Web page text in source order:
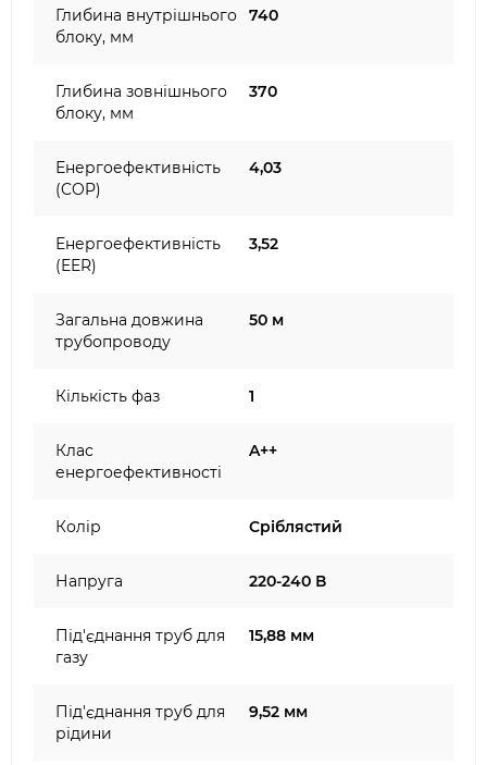
Глибина внутрішнього
блоку, мм
740
Глибина зовнішнього
блоку, мм
370
Енергоефективність
(COP)
4,03
Енергоефективність
(EER)
3,52
Загальна довжина
трубопроводу
50 м
Кількість фаз 1
Клас
енергоефективності
A++
Колір Сріблястий
Напруга 220-240 В
Під'єднання труб для
газу
15,88 мм
Під'єднання труб для
рідини
9,52 мм